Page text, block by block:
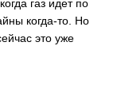
газ идет по
когда-то. Но
это уже